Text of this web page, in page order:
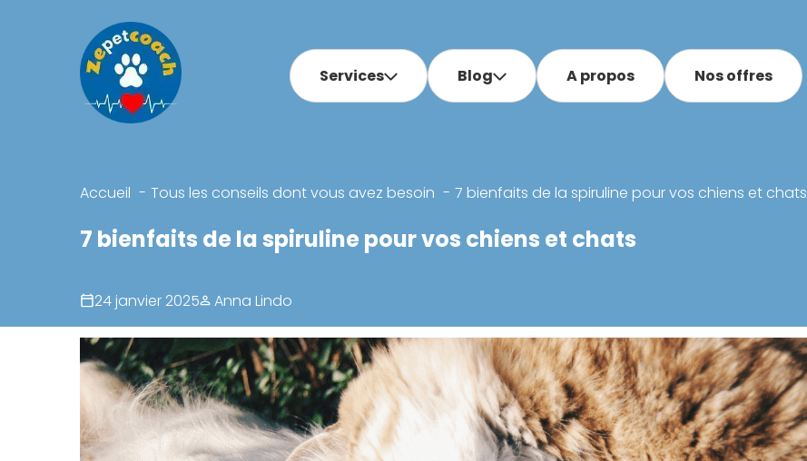
Services Blog A propos Nos offres
Accueil Tous les conseils dont vous avez besoin 7 bienfaits de la spiruline pour vos chiens et chats
7 bienfaits de la spiruline pour vos chiens et chats
24 janvier 2025 Anna Lindo